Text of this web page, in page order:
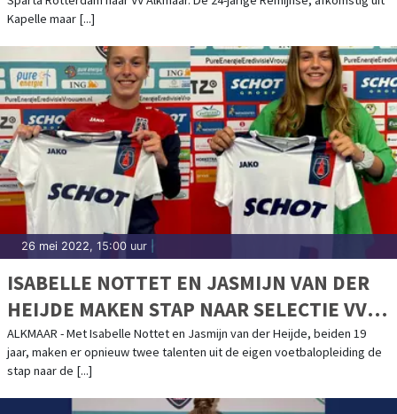
Kapelle maar [...]
26 mei 2022, 15:00 uur
ISABELLE NOTTET EN JASMIJN VAN DER
HEIJDE MAKEN STAP NAAR SELECTIE VV
ALKMAAR
ALKMAAR - Met Isabelle Nottet en Jasmijn van der Heijde, beiden 19
jaar, maken er opnieuw twee talenten uit de eigen voetbalopleiding de
stap naar de [...]